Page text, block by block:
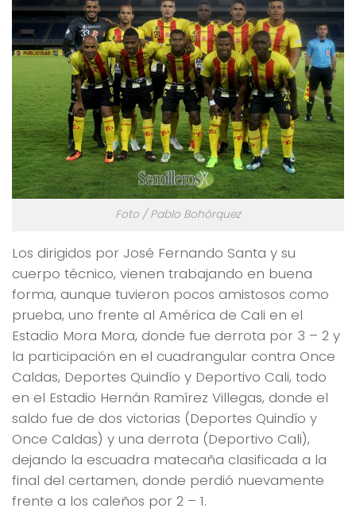
Foto / Pablo Bohórquez
Los dirigidos por José Fernando Santa y su
cuerpo técnico, vienen trabajando en buena
forma, aunque tuvieron pocos amistosos como
prueba, uno frente al América de Cali en el
Estadio Mora Mora, donde fue derrota por 3 – 2 y
la participación en el cuadrangular contra Once
Caldas, Deportes Quindío y Deportivo Cali, todo
en el Estadio Hernán Ramírez Villegas, donde el
saldo fue de dos victorias (Deportes Quindío y
Once Caldas) y una derrota (Deportivo Cali),
dejando la escuadra matecaña clasificada a la
final del certamen, donde perdió nuevamente
frente a los caleños por 2 – 1.